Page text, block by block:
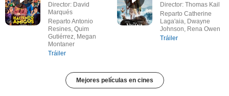
Director: David
Marqués
Reparto Antonio
Resines, Quim
Gutiérrez, Megan
Montaner
Tráiler
Director: Thomas Kail
Reparto Catherine
Laga'aia, Dwayne
Johnson, Rena Owen
Tráiler
Mejores películas en cines